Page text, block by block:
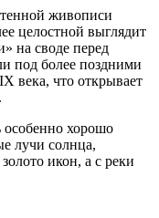
живописи
целостной выглядит
на своде перед
под более поздними
века, что открывает
особенно хорошо
лучи солнца,
икон, а с реки